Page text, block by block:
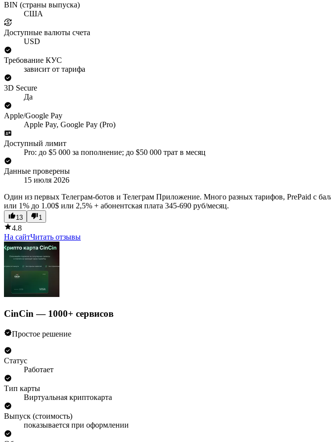
BIN (страны выпуска)
США
Доступные валюты счета
USD
Требование КУС
зависит от тарифа
3D Secure
Да
Apple/Google Pay
Apple Pay, Google Pay (Pro)
Доступный лимит
Pro: до $5 000 за пополнение; до $50 000 трат в месяц
Данные проверены
15 июля 2026
Один из первых Телеграм-ботов и Телеграм Приложение. Много разных тарифов, PrePaid c
или 1% до 1.00$ или 2,5% + абонентская плата 345-690 руб/месяц.
13 1
4.8
На сайтЧитать отзывы
CinCin — 1000+ сервисов
Простое решение
Статус
Работает
Тип карты
Виртуальная криптокарта
Выпуск (стоимость)
показывается при оформлении